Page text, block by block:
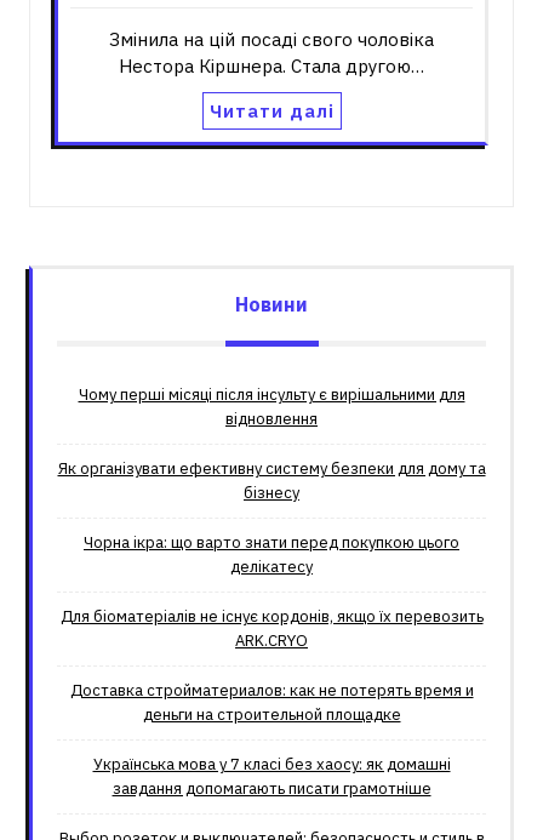
Змінила на цій посаді свого чоловіка
Нестора Кіршнера. Стала другою…
Читати далі
Новини
Чому перші місяці після інсульту є вирішальними для
відновлення
Як організувати ефективну систему безпеки для дому та
бізнесу
Чорна ікра: що варто знати перед покупкою цього
делікатесу
Для біоматеріалів не існує кордонів, якщо їх перевозить
ARK.CRYO
Доставка стройматериалов: как не потерять время и
деньги на строительной площадке
Українська мова у 7 класі без хаосу: як домашні
завдання допомагають писати грамотніше